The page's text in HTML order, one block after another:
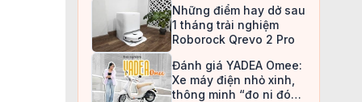
Những điểm hay dở sau
1 tháng trải nghiệm
Roborock Qrevo 2 Pro
Đánh giá YADEA Omee:
Xe máy điện nhỏ xinh,
thông minh “đo ni đóng